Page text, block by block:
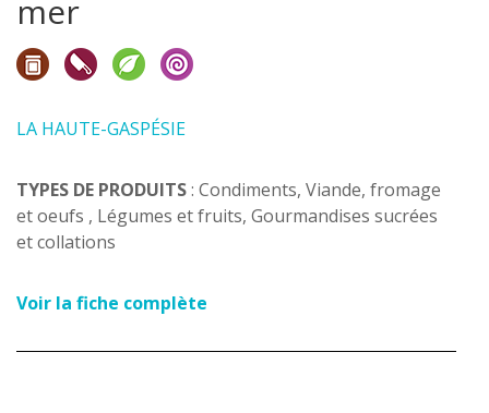
mer
LA HAUTE-GASPÉSIE
TYPES DE PRODUITS: Condiments, Viande, fromage
et oeufs , Légumes et fruits, Gourmandises sucrées
et collations
Voir la fiche complète